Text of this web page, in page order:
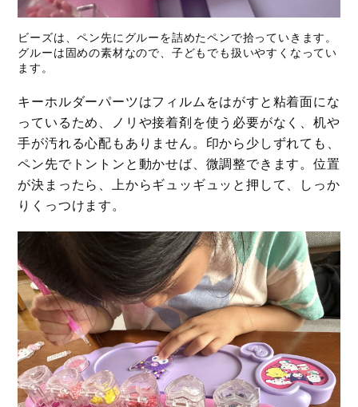
ビーズは、ペン先にグルーを詰めたペンで拾っていきます。
グルーは固めの素材なので、子どもでも扱いやすくなってい
ます。
キーホルダーパーツはフィルムをはがすと粘着面にな
っているため、ノリや接着剤を使う必要がなく、机や
手が汚れる心配もありません。印から少しずれても、
ペン先でトントンと動かせば、微調整できます。位置
が決まったら、上からギュッギュッと押して、しっか
りくっつけます。